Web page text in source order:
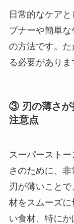
日常的なケア
プナーや簡単
の方法です。
る必要がありま
③ 刃の薄さが
注意点
スーパースト
さのために、非
刃が薄いこと
材をスムーズ
い食材、特に